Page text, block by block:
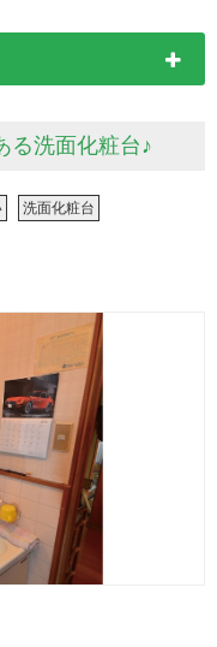
る洗面化粧台♪
洗面化粧台